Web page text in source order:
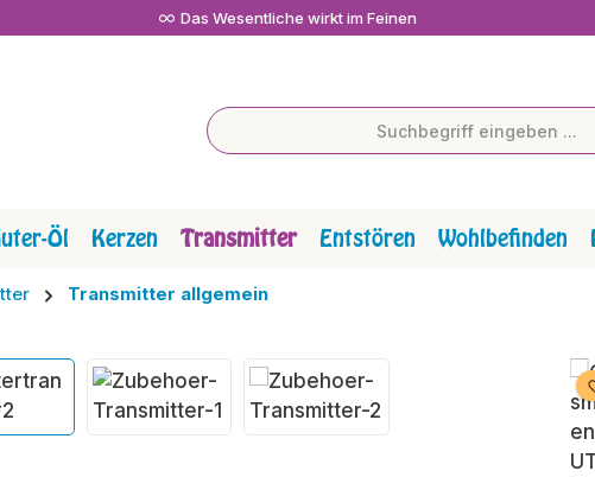
Das Wesentliche wirkt im Feinen
Öl Kerzen Transmitter Entstören Wohlbefinden
Transmitter allgemein